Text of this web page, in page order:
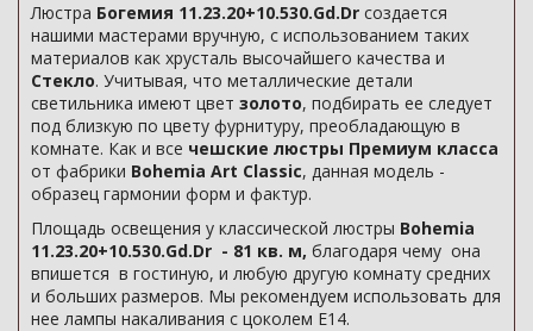
Люстра Богемия 11.23.20+10.530.Gd.Dr создается
нашими мастерами вручную, с использованием таких
материалов как хрусталь высочайшего качества и
Стекло. Учитывая, что металлические детали
светильника имеют цвет золото, подбирать ее следует
под близкую по цвету фурнитуру, преобладающую в
комнате. Как и все чешские люстры Премиум класса
от фабрики Bohemia Art Classic, данная модель -
образец гармонии форм и фактур.
Площадь освещения у классической люстры Bohemia
11.23.20+10.530.Gd.Dr - 81 кв. м, благодаря чему она
впишется в гостиную, и любую другую комнату средних
и больших размеров. Мы рекомендуем использовать для
нее лампы накаливания с цоколем E14.